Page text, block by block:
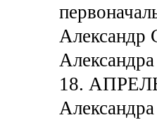
Александр
18.